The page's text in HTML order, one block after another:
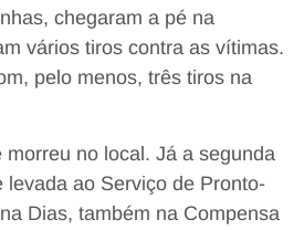
chegaram a pé na
vários tiros contra as vítimas.
pelo menos, três tiros na
no local. Já a segunda
levada ao Serviço de Pronto-
Dias, também na Compensa